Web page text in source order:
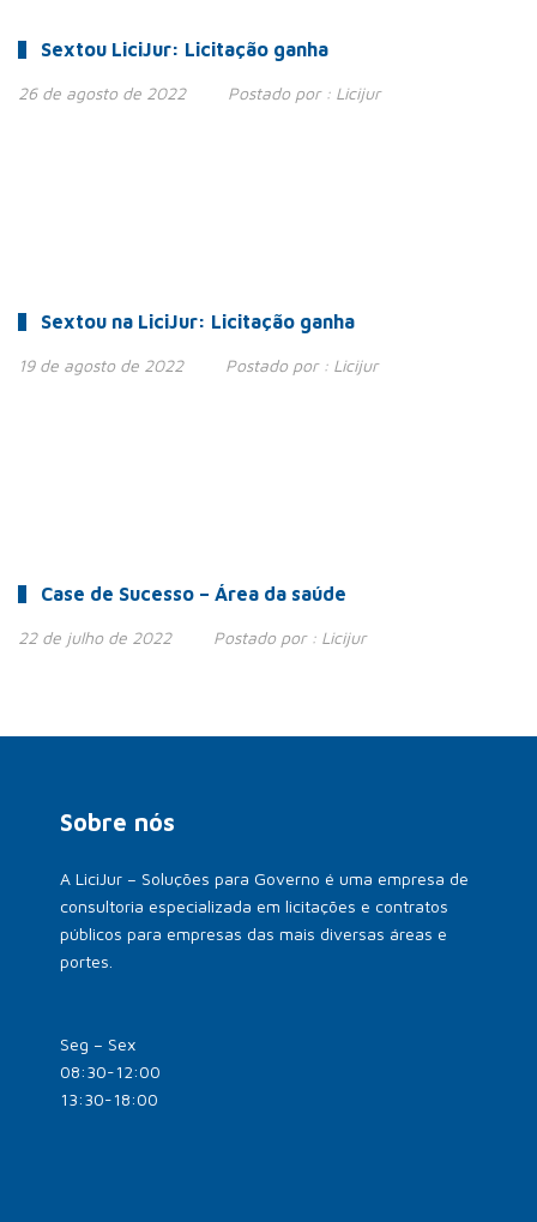
Sextou LiciJur: Licitação ganha
26 de agosto de 2022 Postado por : Licijur
Sextou na LiciJur: Licitação ganha
19 de agosto de 2022 Postado por : Licijur
Case de Sucesso – Área da saúde
22 de julho de 2022 Postado por : Licijur
Sobre nós
A LiciJur – Soluções para Governo é uma empresa de
consultoria especializada em licitações e contratos
públicos para empresas das mais diversas áreas e
portes.
Seg – Sex
08:30-12:00
13:30-18:00